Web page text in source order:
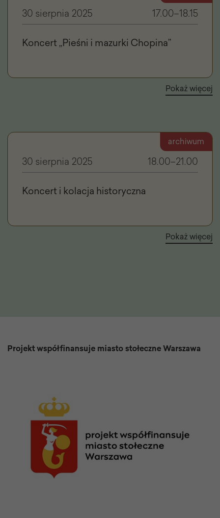
30 sierpnia 2025 17.00–18.15
Koncert „Pieśni i mazurki Chopina”
Pokaż więcej
archiwum
30 sierpnia 2025 18.00–21.00
Koncert i kolacja historyczna
Pokaż więcej
Projekt współfinansuje miasto stołeczne Warszawa